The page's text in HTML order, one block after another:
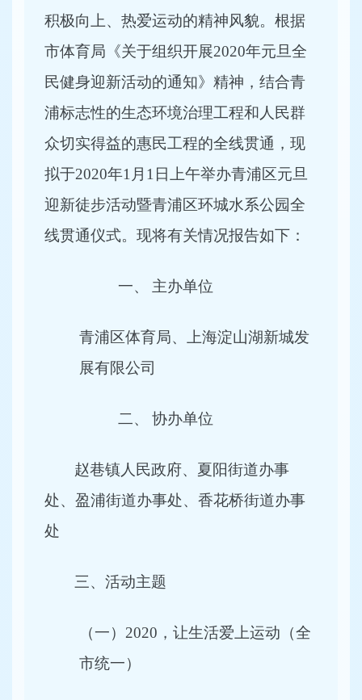
积极向上、热爱运动的精神风貌。根据
市体育局《关于组织开展2020年元旦全
民健身迎新活动的通知》精神，结合青
浦标志性的生态环境治理工程和人民群
众切实得益的惠民工程的全线贯通，现
拟于2020年1月1日上午举办青浦区元旦
迎新徒步活动暨青浦区环城水系公园全
线贯通仪式。现将有关情况报告如下：
一、 主办单位
青浦区体育局、上海淀山湖新城发
展有限公司
二、 协办单位
赵巷镇人民政府、夏阳街道办事
处、盈浦街道办事处、香花桥街道办事
处
三、活动主题
（一）2020，让生活爱上运动（全
市统一）